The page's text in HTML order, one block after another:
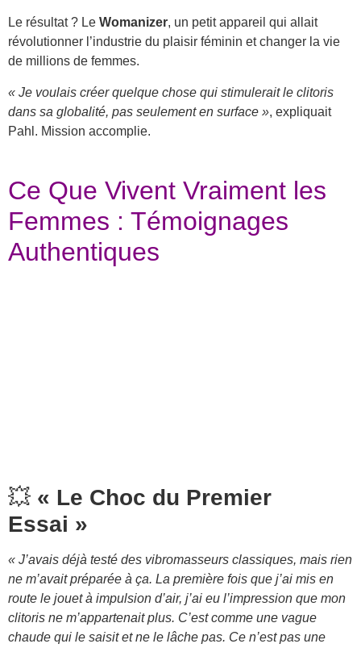
Le résultat ? Le Womanizer, un petit appareil qui allait
révolutionner l’industrie du plaisir féminin et changer la vie
de millions de femmes.
« Je voulais créer quelque chose qui stimulerait le clitoris
dans sa globalité, pas seulement en surface », expliquait
Pahl. Mission accomplie.
Ce Que Vivent Vraiment les
Femmes : Témoignages
Authentiques
💥 « Le Choc du Premier
Essai »
« J’avais déjà testé des vibromasseurs classiques, mais rien
ne m’avait préparée à ça. La première fois que j’ai mis en
route le jouet à impulsion d’air, j’ai eu l’impression que mon
clitoris ne m’appartenait plus. C’est comme une vague
chaude qui le saisit et ne le lâche pas. Ce n’est pas une